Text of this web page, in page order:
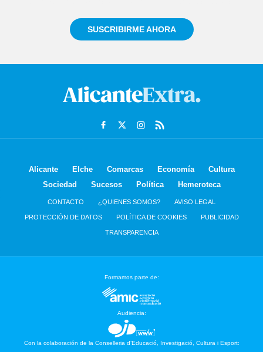
SUSCRIBIRME AHORA
Alicante Elche Comarcas Economía
Cultura
Sociedad
Sucesos Política Hemeroteca
CONTACTO ¿QUIENES SOMOS? AVISO LEGAL
PROTECCIÓN DE DATOS POLÍTICA DE COOKIES PUBLICIDAD
TRANSPARENCIA
Formamos parte de:
Audiencia:
Con la colaboración de la Conselleria d’Educació, Investigació, Cultura i Esport: